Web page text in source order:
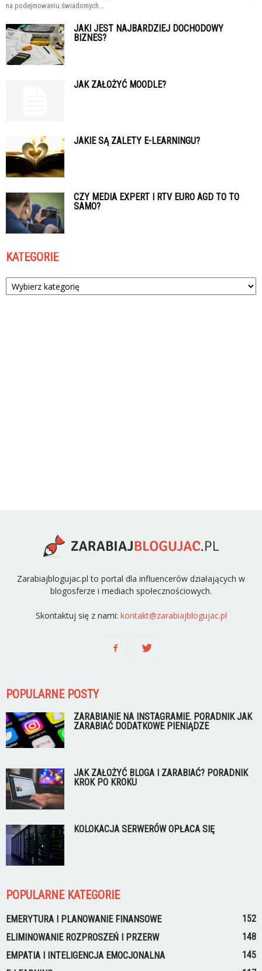
na podejmowaniu świadomych...
JAKI JEST NAJBARDZIEJ DOCHODOWY
BIZNES?
JAK ZAŁOŻYĆ MOODLE?
JAKIE SĄ ZALETY E-LEARNINGU?
CZY MEDIA EXPERT I RTV EURO AGD TO TO
SAMO?
KATEGORIE
Kategorie
Zarabiajblogujac.pl to portal dla influencerów działających w
blogosferze i mediach społecznościowych.
Skontaktuj się z nami: kontakt@zarabiajblogujac.pl
POPULARNE POSTY
ZARABIANIE NA INSTAGRAMIE. PORADNIK JAK
ZARABIAĆ DODATKOWE PIENIĄDZE
JAK ZAŁOŻYĆ BLOGA I ZARABIAĆ? PORADNIK
KROK PO KROKU
KOLOKACJA SERWERÓW OPŁACA SIĘ
POPULARNE KATEGORIE
EMERYTURA I PLANOWANIE FINANSOWE
152
ELIMINOWANIE ROZPROSZEŃ I PRZERW
148
EMPATIA I INTELIGENCJA EMOCJONALNA
145